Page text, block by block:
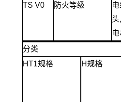
TS V0 防火等级
头,
分类
HT1规格
H规格